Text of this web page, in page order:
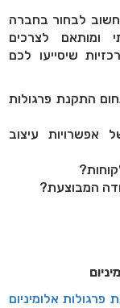
לבחור בחברה
ומותאם לצרכים
שיסייעו לכם
התקנת פרגולות
עיצוב
המבוצעת?
אלומיניום